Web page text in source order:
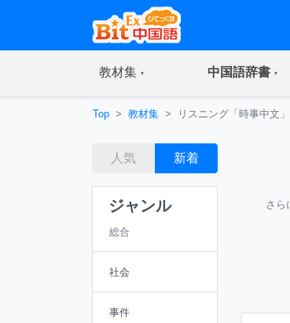
教材集(current) 中国語辞書
Top 教材集 リスニング「時事中文」
人気 新着
ジャンル
総合
社会
事件
さら